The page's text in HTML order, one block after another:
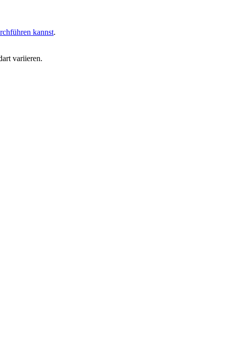
kannst.
variieren.